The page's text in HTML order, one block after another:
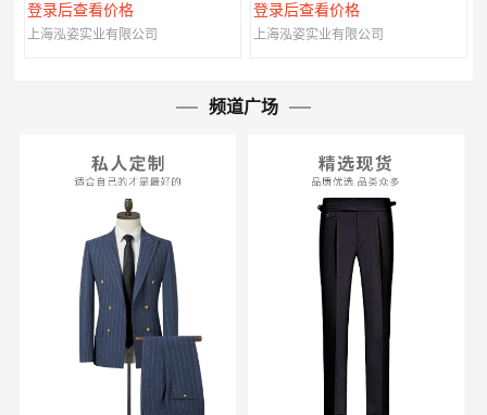
登录后查看价格
上海泓姿实业有限公司
登录后查看价格
上海泓姿实业有限公司
频道广场